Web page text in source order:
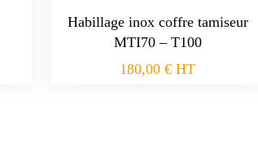
Habillage inox coffre tamiseur
MTI70 – T100
180,00 € HT